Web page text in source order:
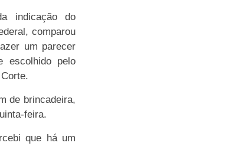
indicação do
comparou
um parecer
escolhido pelo
de brincadeira,
feira.
que há um